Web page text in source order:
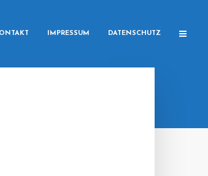
IMPRESSUM DATENSCHUTZ